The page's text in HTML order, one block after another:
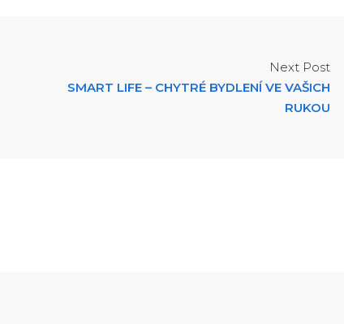
Next Post
SMART LIFE – CHYTRÉ BYDLENÍ VE VAŠICH
RUKOU